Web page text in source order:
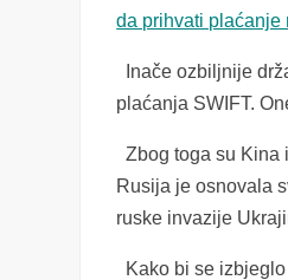
da prihvati plaćanje
Inače ozbiljnije
plaćanja SWIFT.
Zbog toga su Kina
Rusija je osnovala
ruske invazije
Kako bi se